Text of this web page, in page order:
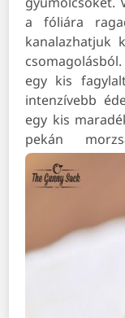
a fóliára
kanalazhatjuk
egy kis
intenzívebb
egy kis
pekán